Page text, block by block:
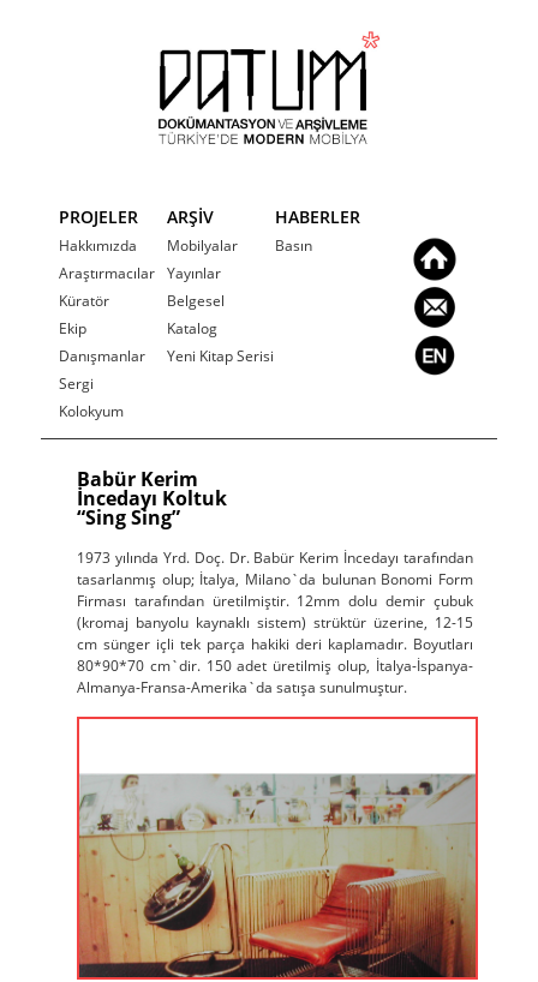
PROJELER
Hakkımızda
Araştırmacılar
Küratör
Ekip
Danışmanlar
Sergi
Kolokyum
ARŞİV
Mobilyalar
Yayınlar
Belgesel
Katalog
Yeni Kitap Serisi
HABERLER
Basın
Babür Kerim
İncedayı Koltuk
“Sing Sing”
1973 yılında Yrd. Doç. Dr. Babür Kerim İncedayı tarafından
tasarlanmış olup; İtalya, Milano`da bulunan Bonomi Form
Firması tarafından üretilmiştir. 12mm dolu demir çubuk
(kromaj banyolu kaynaklı sistem) strüktür üzerine, 12-15
cm sünger içli tek parça hakiki deri kaplamadır. Boyutları
80*90*70 cm`dir. 150 adet üretilmiş olup, İtalya-İspanya-
Almanya-Fransa-Amerika`da satışa sunulmuştur.